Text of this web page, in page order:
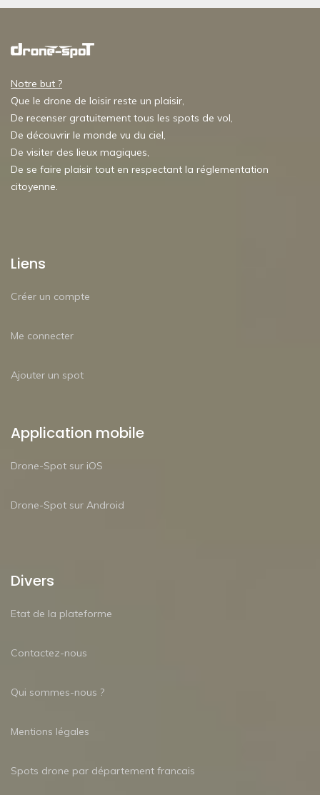
Notre but ?
Que le drone de loisir reste un plaisir,
De recenser gratuitement tous les spots de vol,
De découvrir le monde vu du ciel,
De visiter des lieux magiques,
De se faire plaisir tout en respectant la réglementation
citoyenne.
Liens
Créer un compte
Me connecter
Ajouter un spot
Application mobile
Drone-Spot sur iOS
Drone-Spot sur Android
Divers
Etat de la plateforme
Contactez-nous
Qui sommes-nous ?
Mentions légales
Spots drone par département francais